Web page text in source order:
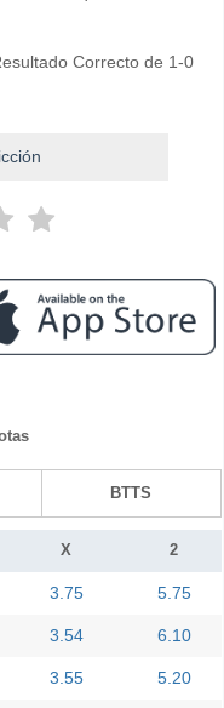
Correcto de 1-0
BTTS
X 2
3.75 5.75
3.54 6.10
3.55 5.20